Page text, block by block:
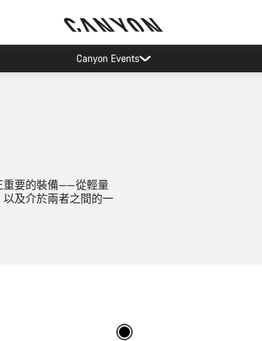
訂閱 Canyon 電子報享優惠
重要的裝備——從輕量
及介於兩者之間的一